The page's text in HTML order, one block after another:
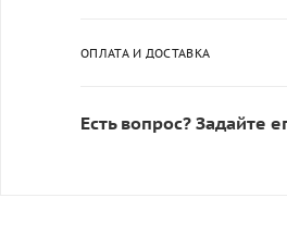
ОПЛАТА И ДОСТАВКА
Есть вопрос? Задайте